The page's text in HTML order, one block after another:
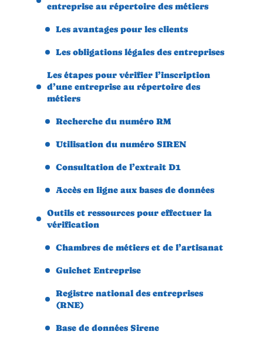
entreprise au répertoire des métiers
Les avantages pour les clients
Les obligations légales des entreprises
Les étapes pour vérifier l’inscription
d’une entreprise au répertoire des
métiers
Recherche du numéro RM
Utilisation du numéro SIREN
Consultation de l’extrait D1
Accès en ligne aux bases de données
Outils et ressources pour effectuer la
vérification
Chambres de métiers et de l’artisanat
Guichet Entreprise
Registre national des entreprises
(RNE)
Base de données Sirene